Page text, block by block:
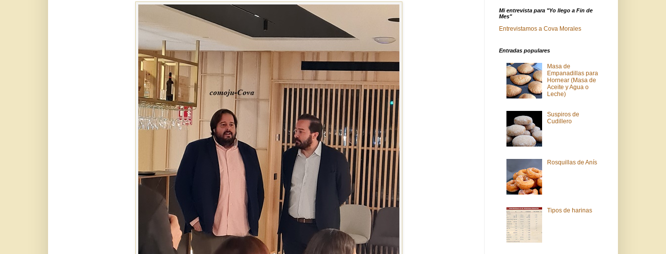
Mi entrevista para "Yo llego a Fin de
Mes"
Entrevistamos a Cova Morales
Entradas populares
Masa de
Empanadillas para
Hornear (Masa de
Aceite y Agua o
Leche)
Suspiros de
Cudillero
Rosquillas de Anís
Tipos de harinas